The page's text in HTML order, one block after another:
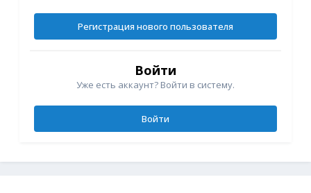
Регистрация нового пользователя
Войти
Уже есть аккаунт? Войти в систему.
Войти